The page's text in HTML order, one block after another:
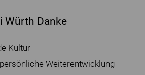
Würth Danke
Kultur
Weiterentwicklung